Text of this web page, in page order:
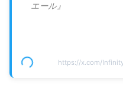
エール』
https://x.com/